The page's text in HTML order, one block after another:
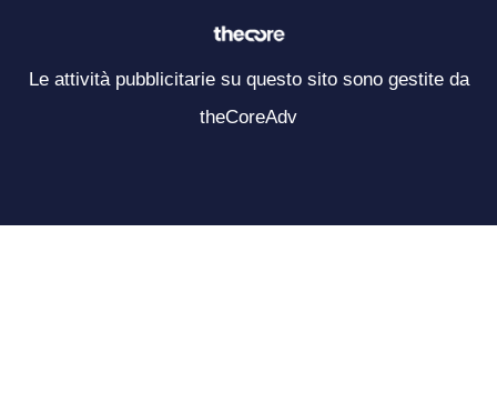
Le attività pubblicitarie su questo sito sono gestite da
theCoreAdv